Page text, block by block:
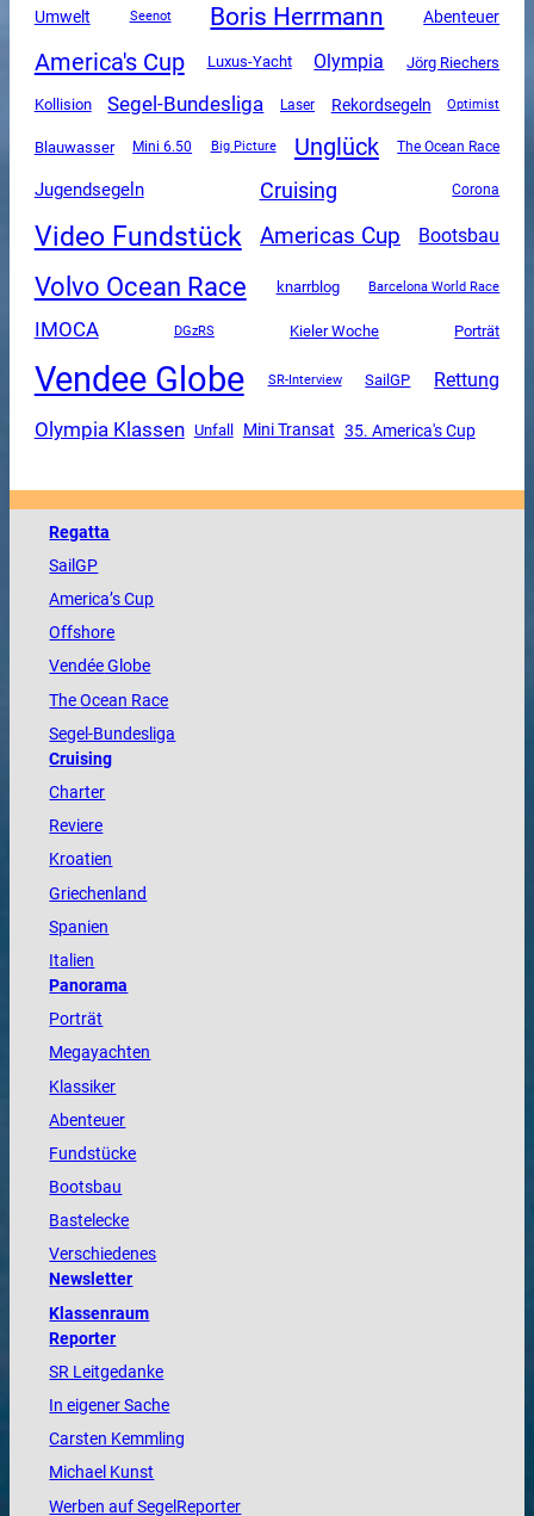
Umwelt Seenot Boris Herrmann Abenteuer
America's Cup Luxus-Yacht Olympia Jörg Riechers
Kollision Segel-Bundesliga Laser Rekordsegeln Optimist
Blauwasser Mini 6.50 Big Picture Unglück The Ocean Race
Jugendsegeln Cruising Corona
Video Fundstück Americas Cup Bootsbau
Volvo Ocean Race knarrblog Barcelona World Race
IMOCA DGzRS Kieler Woche Porträt
Vendee Globe SR-Interview SailGP Rettung
Olympia Klassen Unfall Mini Transat 35. America's Cup
Regatta
SailGP
America’s Cup
Offshore
VendéeGlobe
TheOcean Race
Segel-Bundesliga
Cruising
Charter
Reviere
Kroatien
Griechenland
Spanien
Italien
Panorama
Porträt
Megayachten
Klassiker
Abenteuer
Fundstücke
Bootsbau
Bastelecke
Verschiedenes
Newsletter
Klassenraum
Reporter
SR Leitgedanke
In eigener Sache
Carsten Kemmling
Michael Kunst
Werben auf SegelReporter